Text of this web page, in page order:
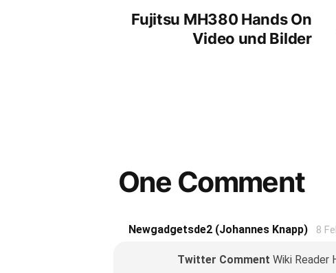
Fujitsu MH380 Hands On
Video und Bilder
One Comment
Newgadgetsde2 (Johannes Knapp) 8
Twitter Comment Wiki Reader